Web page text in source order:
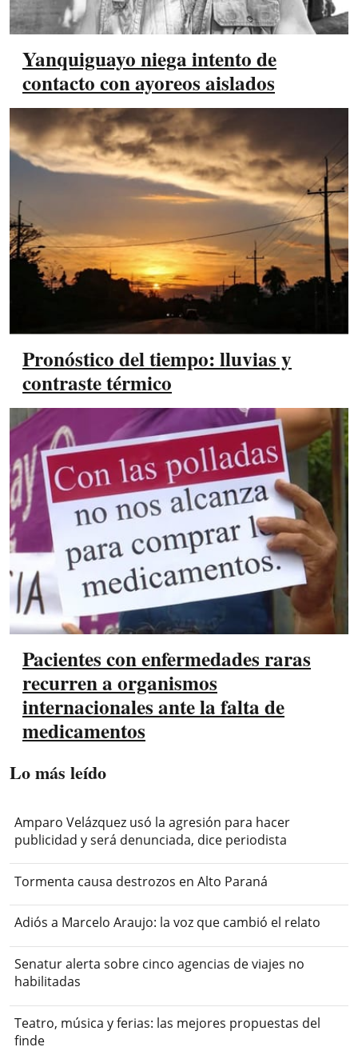
Yanquiguayo niega intento de
contacto con ayoreos aislados
Pronóstico del tiempo: lluvias y
contraste térmico
Pacientes con enfermedades raras
recurren a organismos
internacionales ante la falta de
medicamentos
Lo más leído
Amparo Velázquez usó la agresión para hacer
publicidad y será denunciada, dice periodista
Tormenta causa destrozos en Alto Paraná
Adiós a Marcelo Araujo: la voz que cambió el relato
Senatur alerta sobre cinco agencias de viajes no
habilitadas
Teatro, música y ferias: las mejores propuestas del
finde